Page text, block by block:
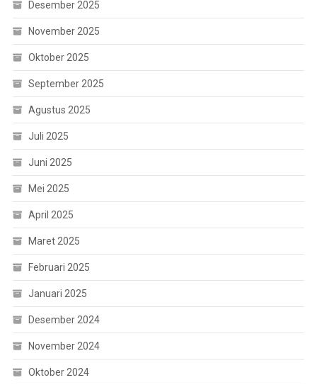
Desember 2025
November 2025
Oktober 2025
September 2025
Agustus 2025
Juli 2025
Juni 2025
Mei 2025
April 2025
Maret 2025
Februari 2025
Januari 2025
Desember 2024
November 2024
Oktober 2024